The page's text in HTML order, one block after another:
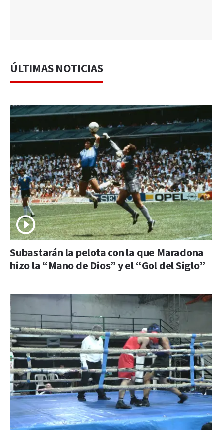
ÚLTIMAS NOTICIAS
Subastarán la pelota con la que Maradona
hizo la “Mano de Dios” y el “Gol del Siglo”